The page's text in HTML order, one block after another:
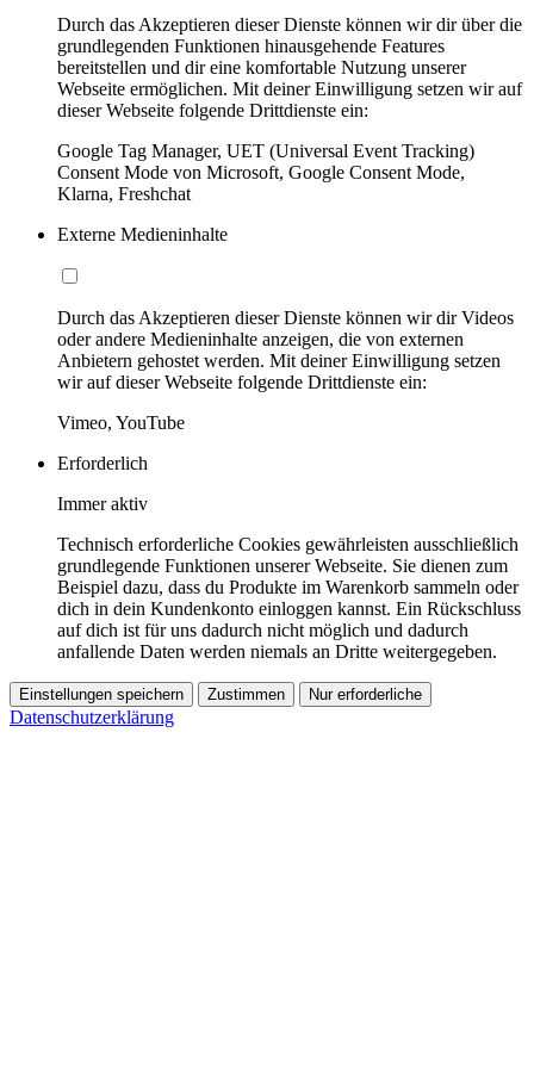
Durch das Akzeptieren dieser Dienste können wir dir über die
grundlegenden Funktionen hinausgehende Features
bereitstellen und dir eine komfortable Nutzung unserer
Webseite ermöglichen. Mit deiner Einwilligung setzen wir auf
dieser Webseite folgende Drittdienste ein:
Google Tag Manager, UET (Universal Event Tracking)
Consent Mode von Microsoft, Google Consent Mode,
Klarna, Freshchat
Externe Medieninhalte
Durch das Akzeptieren dieser Dienste können wir dir Videos
oder andere Medieninhalte anzeigen, die von externen
Anbietern gehostet werden. Mit deiner Einwilligung setzen
wir auf dieser Webseite folgende Drittdienste ein:
Vimeo, YouTube
Erforderlich
Immer aktiv
Technisch erforderliche Cookies gewährleisten ausschließlich
grundlegende Funktionen unserer Webseite. Sie dienen zum
Beispiel dazu, dass du Produkte im Warenkorb sammeln oder
dich in dein Kundenkonto einloggen kannst. Ein Rückschluss
auf dich ist für uns dadurch nicht möglich und dadurch
anfallende Daten werden niemals an Dritte weitergegeben.
Einstellungen speichern Zustimmen Nur erforderliche
Datenschutzerklärung